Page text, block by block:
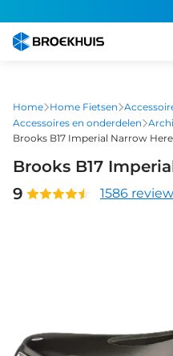
naar
gaan
Home Home Fietsen
Accessoires en onderdelen
Brooks B17 Imperial Narrow
Brooks B17
9
1586